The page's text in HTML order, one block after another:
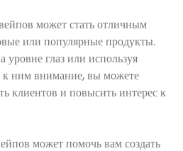
может стать отличным
или популярные продукты.
глаз или используя
к ним внимание, вы можете
клиентов и повысить интерес к
может помочь вам создать